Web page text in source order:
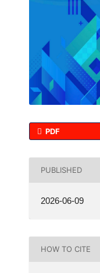
PDF
PUBLISHED
2026-06-09
HOW TO CITE